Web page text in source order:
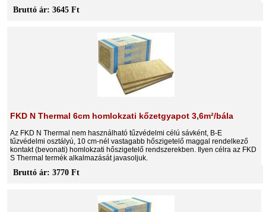
Bruttó ár: 3645 Ft
FKD N Thermal 6cm homlokzati kőzetgyapot 3,6m²/bála
Az FKD N Thermal nem használható tűzvédelmi célú sávként, B-E
tűzvédelmi osztályú, 10 cm-nél vastagabb hőszigetelő maggal rendelkező
kontakt (bevonati) homlokzati hőszigetelő rendszerekben. Ilyen célra az FKD
S Thermal termék alkalmazását javasoljuk.
Bruttó ár: 3770 Ft